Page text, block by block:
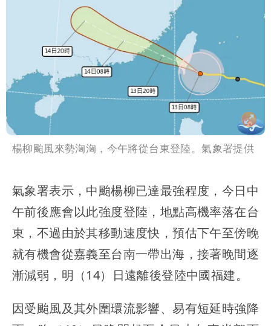
楊柳颱風來勢洶洶，今午將從台東登陸。氣象署提供
氣象署表示，中颱楊柳已達最強程度，今日中
午前後應會以此強度登陸，地點高機率落在台
東，不過由於其移動速度快，預估下午至傍晚
就有機會從嘉義至台南一帶出海，接著晚間逐
漸減弱，明（14）日遠離後登陸中國福建。
因受颱風及其外圍環流影響、易有短延時強降